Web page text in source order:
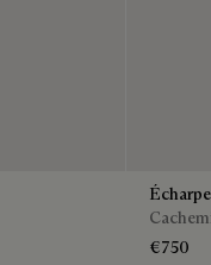
€750